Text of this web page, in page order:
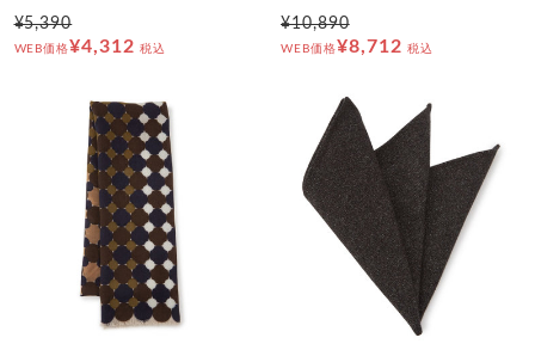
¥5,390
WEB価格¥4,312 税込
¥10,890
WEB価格¥8,712 税込